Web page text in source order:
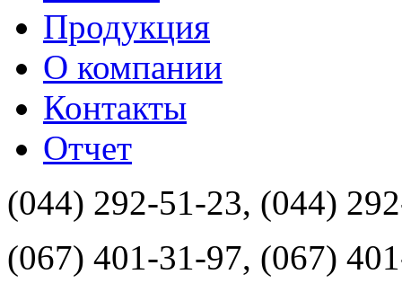
Продукция
О компании
Контакты
Отчет
(044) 292-51-23, (044)
(067) 401-31-97, (067)